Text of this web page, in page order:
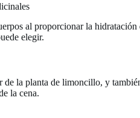
al proporcionar la
elegir.
la planta de limoncillo, y
la cena.